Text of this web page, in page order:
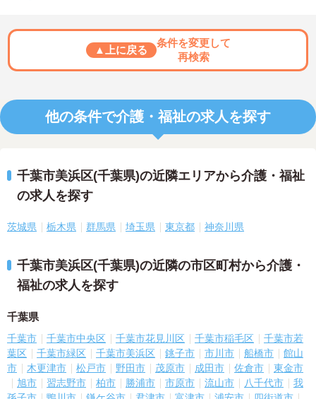
▲上に戻る
条件を変更して
再検索
他の条件で介護・福祉の求人を探す
千葉市美浜区(千葉県)の近隣エリアから介護・福祉
の求人を探す
茨城県 栃木県 群馬県 埼玉県 東京都 神奈川県
千葉市美浜区(千葉県)の近隣の市区町村から介護・
福祉の求人を探す
千葉県
千葉市 千葉市中央区 千葉市花見川区 千葉市稲毛区
千葉市若
葉区
千葉市緑区 千葉市美浜区 銚子市 市川市 船橋市
館山
市
木更津市 松戸市 野田市 茂原市 成田市 佐倉市
東金市
旭市
習志野市 柏市 勝浦市 市原市 流山市 八千代市
我